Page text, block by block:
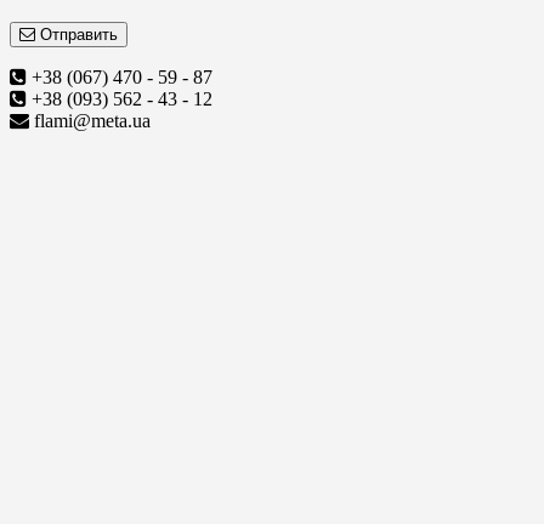
Отправить
+38 (067) 470 - 59 - 87
+38 (093) 562 - 43 - 12
flami@meta.ua